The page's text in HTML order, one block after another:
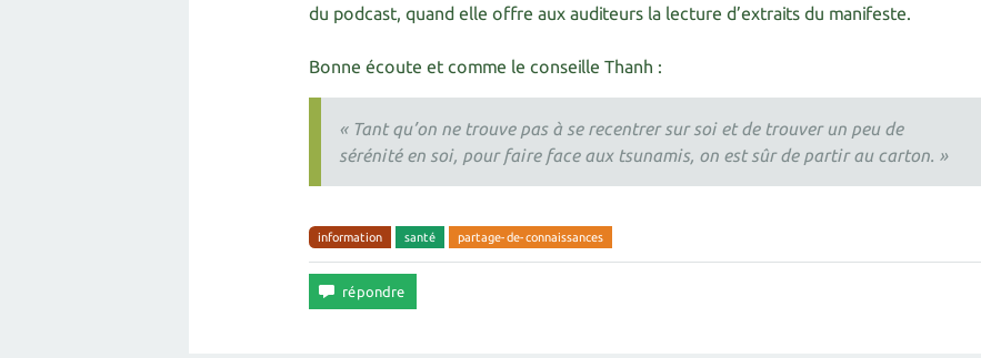
du podcast, quand elle offre aux auditeurs la lecture d’extraits du manifeste.
Bonne écoute et comme le conseille Thanh :
« Tant qu’on ne trouve pas à se recentrer sur soi et de trouver un peu de
sérénité en soi, pour faire face aux tsunamis, on est sûr de partir au carton. »
information santé partage-de-connaissances